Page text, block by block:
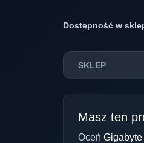
Dostępność w
SKLEP
Masz ten
Oceń